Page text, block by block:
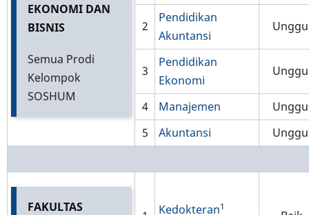
EKONOMI DAN
BISNIS
Semua Prodi
Kelompok
SOSHUM
2
Pendidikan
Akuntansi
3
Pendidikan
Ekonomi
4 Manajemen
5
Akuntansi
FAKULTAS
Kedokteran1